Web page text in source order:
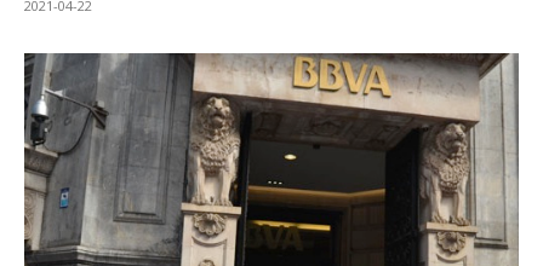
2021-04-22